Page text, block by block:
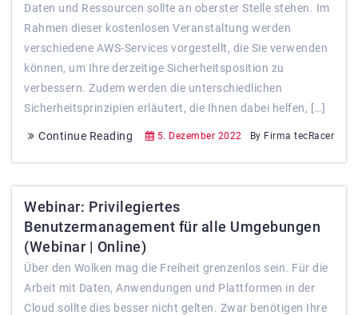
Daten und Ressourcen sollte an oberster Stelle stehen. Im
Rahmen dieser kostenlosen Veranstaltung werden
verschiedene AWS-Services vorgestellt, die Sie verwenden
können, um Ihre derzeitige Sicherheitsposition zu
verbessern. Zudem werden die unterschiedlichen
Sicherheitsprinzipien erläutert, die Ihnen dabei helfen, […]
Continue Reading 5. Dezember 2022 By Firma tecRacer
Webinar: Privilegiertes
Benutzermanagement für alle Umgebungen
(Webinar | Online)
Über den Wolken mag die Freiheit grenzenlos sein. Für die
Arbeit mit Daten, Anwendungen und Plattformen in der
Cloud sollte dies besser nicht gelten. Zwar benötigen Ihre